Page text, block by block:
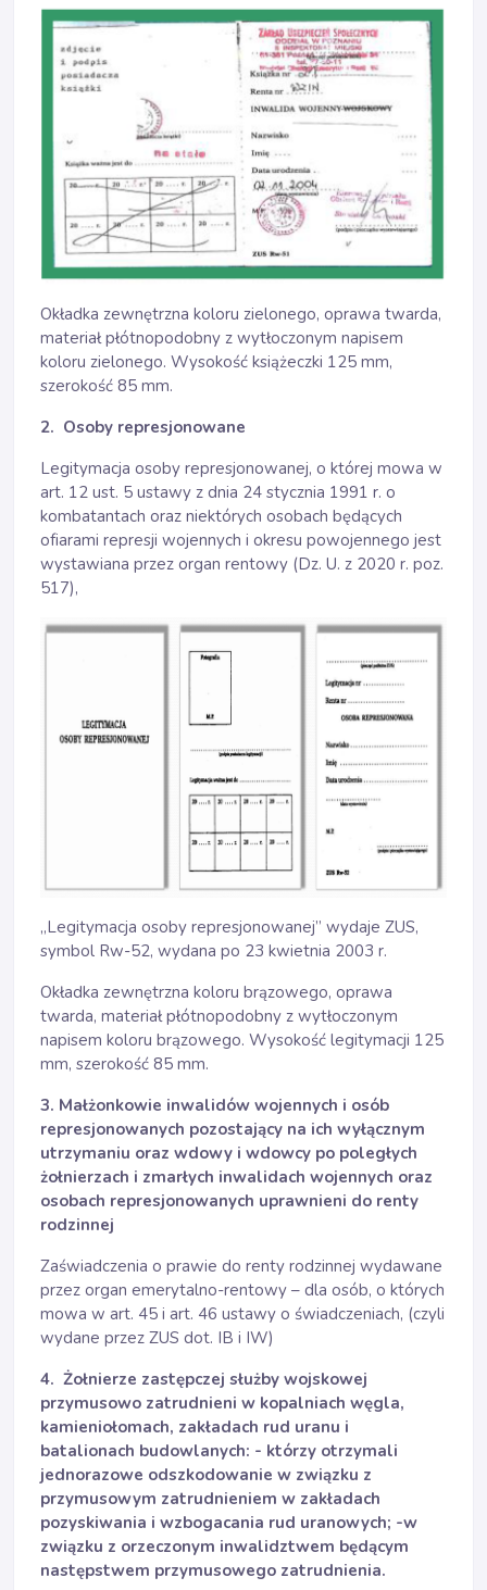
Okładka zewnętrzna koloru zielonego, oprawa twarda,
materiał płótnopodobny z wytłoczonym napisem
koloru zielonego. Wysokość książeczki 125 mm,
szerokość 85 mm.
2. Osoby represjonowane
Legitymacja osoby represjonowanej, o której mowa w
art. 12 ust. 5 ustawy z dnia 24 stycznia 1991 r. o
kombatantach oraz niektórych osobach będących
ofiarami represji wojennych i okresu powojennego jest
wystawiana przez organ rentowy (Dz. U. z 2020 r. poz.
517),
„Legitymacja osoby represjonowanej” wydaje ZUS,
symbol Rw-52, wydana po 23 kwietnia 2003 r.
Okładka zewnętrzna koloru brązowego, oprawa
twarda, materiał płótnopodobny z wytłoczonym
napisem koloru brązowego. Wysokość legitymacji 125
mm, szerokość 85 mm.
3. Małżonkowie inwalidów wojennych i osób
represjonowanych pozostający na ich wyłącznym
utrzymaniu oraz wdowy i wdowcy po poległych
żołnierzach i zmarłych inwalidach wojennych oraz
osobach represjonowanych uprawnieni do renty
rodzinnej
Zaświadczenia o prawie do renty rodzinnej wydawane
przez organ emerytalno-rentowy – dla osób, o których
mowa w art. 45 i art. 46 ustawy o świadczeniach, (czyli
wydane przez ZUS dot. IB i IW)
4. Żołnierze zastępczej służby wojskowej
przymusowo zatrudnieni w kopalniach węgla,
kamieniołomach, zakładach rud uranu i
batalionach budowlanych: - którzy otrzymali
jednorazowe odszkodowanie w związku z
przymusowym zatrudnieniem w zakładach
pozyskiwania i wzbogacania rud uranowych; -w
związku z orzeczonym inwalidztwem będącym
następstwem przymusowego zatrudnienia.